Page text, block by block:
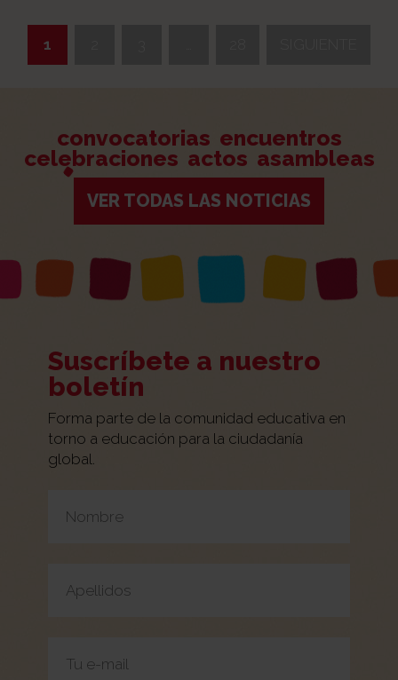
1
convocatorias encuentros
celebraciones actos asambleas
VER TODAS LAS NOTICIAS
Suscríbete a nuestro
boletín
Forma parte de la comunidad educativa en
torno a educación para la ciudadanía
global.